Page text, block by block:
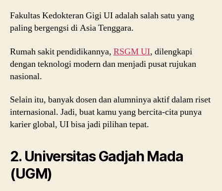
Fakultas Kedokteran Gigi UI adalah salah satu yang
paling bergengsi di Asia Tenggara.
Rumah sakit pendidikannya, RSGM UI, dilengkapi
dengan teknologi modern dan menjadi pusat rujukan
nasional.
Selain itu, banyak dosen dan alumninya aktif dalam riset
internasional. Jadi, buat kamu yang bercita-cita punya
karier global, UI bisa jadi pilihan tepat.
2. Universitas Gadjah Mada
(UGM)